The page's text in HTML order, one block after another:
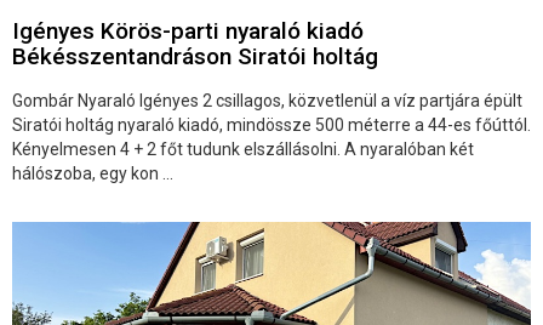
Igényes Körös-parti nyaraló kiadó
Békésszentandráson Siratói holtág
Gombár Nyaraló Igényes 2 csillagos, közvetlenül a víz partjára épült
Siratói holtág nyaraló kiadó, mindössze 500 méterre a 44-es főúttól.
Kényelmesen 4 + 2 főt tudunk elszállásolni. A nyaralóban két
hálószoba, egy kon ...